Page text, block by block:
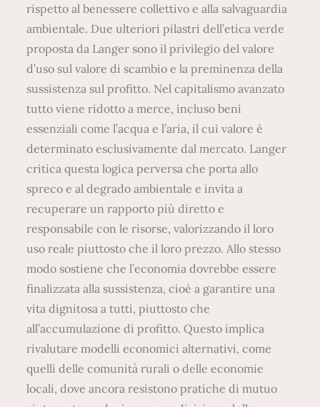
rispetto al benessere collettivo e alla salvaguardia
ambientale. Due ulteriori pilastri dell’etica verde
proposta da Langer sono il privilegio del valore
d’uso sul valore di scambio e la preminenza della
sussistenza sul profitto. Nel capitalismo avanzato
tutto viene ridotto a merce, incluso beni
essenziali come l’acqua e l’aria, il cui valore è
determinato esclusivamente dal mercato. Langer
critica questa logica perversa che porta allo
spreco e al degrado ambientale e invita a
recuperare un rapporto più diretto e
responsabile con le risorse, valorizzando il loro
uso reale piuttosto che il loro prezzo. Allo stesso
modo sostiene che l’economia dovrebbe essere
finalizzata alla sussistenza, cioè a garantire una
vita dignitosa a tutti, piuttosto che
all’accumulazione di profitto. Questo implica
rivalutare modelli economici alternativi, come
quelli delle comunità rurali o delle economie
locali, dove ancora resistono pratiche di mutuo